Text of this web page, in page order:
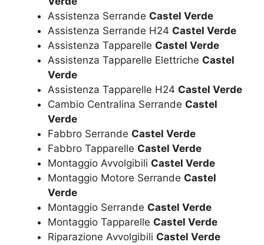
Assistenza Serrande Castel Verde
Assistenza Serrande H24 Castel Verde
Assistenza Tapparelle Castel Verde
Assistenza Tapparelle Elettriche Castel
Verde
Assistenza Tapparelle H24 Castel Verde
Cambio Centralina Serrande Castel
Verde
Fabbro Serrande Castel Verde
Fabbro Tapparelle Castel Verde
Montaggio Avvolgibili Castel Verde
Montaggio Motore Serrande Castel
Verde
Montaggio Serrande Castel Verde
Montaggio Tapparelle Castel Verde
Riparazione Avvolgibili Castel Verde